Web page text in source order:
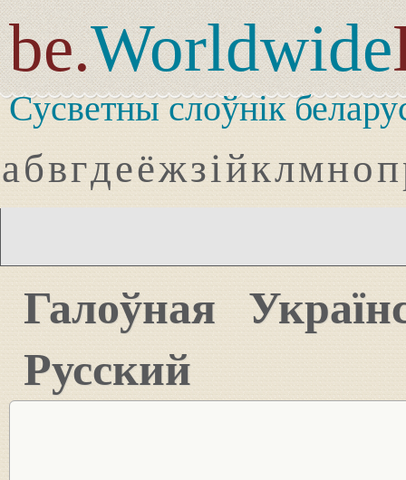
be.Worldwide
Сусветны слоўнік
абвгдеёжзійклмноп
Галоўная
Русский